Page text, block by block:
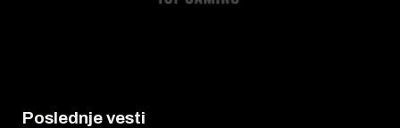
Poslednje vesti